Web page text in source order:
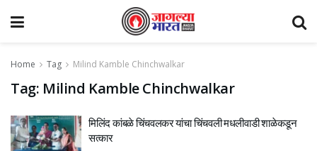
Home Tag Milind Kamble Chinchwalkar
Tag: Milind Kamble Chinchwalkar
मिलिंद कांबळे चिंचवलकर यांचा चिंचवली मधलीवाडी शाळेकडून
सत्कार